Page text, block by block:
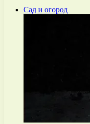
Сад и огород